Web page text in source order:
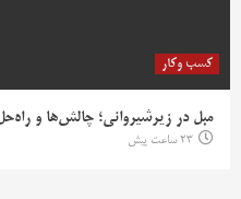
کسب وکار
مبل در زیرشیروانی؛ چالش‌ها و
23 ساعت پیش